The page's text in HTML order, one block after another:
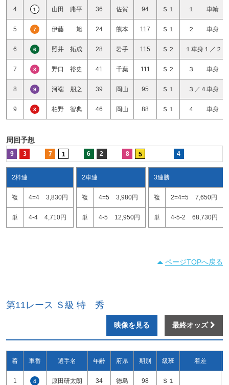
4 1 山田 庸平 36 佐賀 94 Ｓ１ １ 車輪
5 7 伊藤 旭 24 熊本 117 Ｓ１ ２ 車身
6 6 照井 拓成 28 岩手 115 Ｓ２ １車身１／２
7 8 野口 裕史 41 千葉 111 Ｓ２ ３ 車身
8 9 河端 朋之 39 岡山 95 Ｓ１ ３／４車身
9 3 柏野 智典 46 岡山 88 Ｓ１ ４ 車身
周回予想
9 3 7 1 6 2 8 5 4
2枠連
複 4=4 3,830円
単 4-4 4,710円
2車連
複 4=5 3,980円
単 4-5 12,950円
3連勝
複 2=4=5 7,650円
単 4-5-2 68,730円
ページTOPへ戻る
第11レース Ｓ級 特 秀
映像を見る 最終オッズ
着 車番 選手名 年齢 府県 期別 級班 着差
1 4 原田研太朗 34 徳島 98 Ｓ１